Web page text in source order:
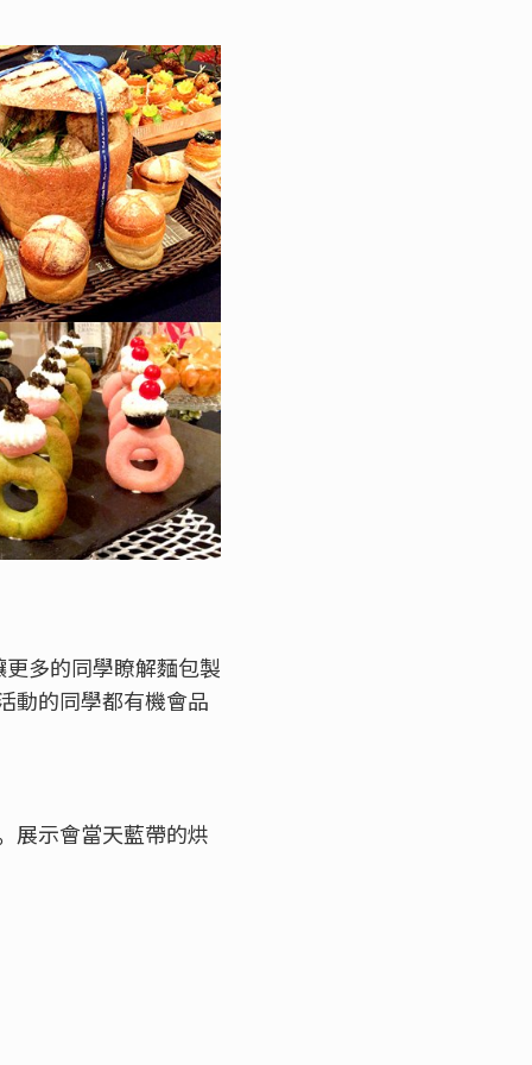
多的同學瞭解麵包製
動的同學都有機會品
展示會當天藍帶的烘